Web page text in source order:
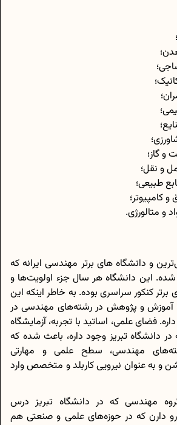
و گاز؛
و نقل؛
طبیعی؛
کامپیوتر؛
و متالورژی.
و دانشگاه های برتر مهندسی ایرانه که
تاسیس شده. این دانشگاه هر سال جزء اولویت‌ها و
برتر کنکور سراسری بوده. به خاطر اینکه این
آموزش و پژوهش در رشته‌های مهندسی در
فضای علمی، اساتید با تجربه، آزمایشگاه
دانشگاه تبریز وجود داره، باعث شده که
مهندسی، سطح علمی و مهارتی
و به عنوان نیرویی کاربلد و متخصص وارد
مهندسی که در دانشگاه تبریز درس
دارن که در حوزه‌های علمی و صنعتی هم